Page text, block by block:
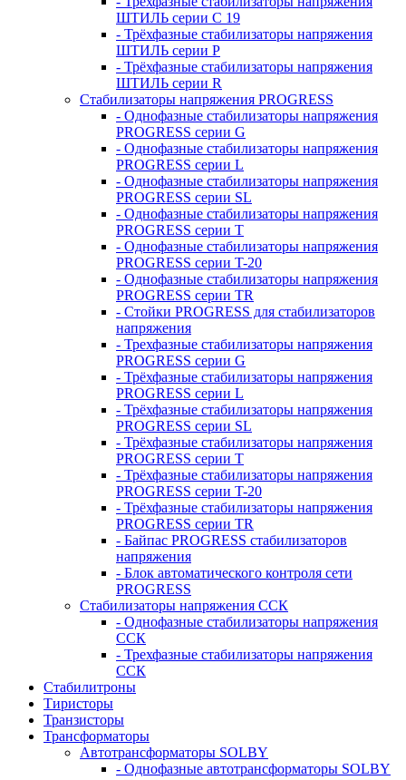
ШТИЛЬ серии C 19
- Трёхфазные стабилизаторы напряжения
ШТИЛЬ серии P
- Трёхфазные стабилизаторы напряжения
ШТИЛЬ серии R
Стабилизаторы напряжения PROGRESS
- Однофазные стабилизаторы напряжения
PROGRESS серии G
- Однофазные стабилизаторы напряжения
PROGRESS серии L
- Однофазные стабилизаторы напряжения
PROGRESS серии SL
- Однофазные стабилизаторы напряжения
PROGRESS серии T
- Однофазные стабилизаторы напряжения
PROGRESS серии T-20
- Однофазные стабилизаторы напряжения
PROGRESS серии TR
- Стойки PROGRESS для стабилизаторов
напряжения
- Трехфазные стабилизаторы напряжения
PROGRESS серии G
- Трёхфазные стабилизаторы напряжения
PROGRESS серии L
- Трёхфазные стабилизаторы напряжения
PROGRESS серии SL
- Трёхфазные стабилизаторы напряжения
PROGRESS серии T
- Трёхфазные стабилизаторы напряжения
PROGRESS серии T-20
- Трёхфазные стабилизаторы напряжения
PROGRESS серии TR
- Байпас PROGRESS стабилизаторов
напряжения
- Блок автоматического контроля сети
PROGRESS
Стабилизаторы напряжения ССК
- Однофазные стабилизаторы напряжения
ССК
- Трехфазные стабилизаторы напряжения
ССК
Стабилитроны
Тиристоры
Транзисторы
Трансформаторы
Автотрансформаторы SOLBY
- Однофазные автотрансформаторы SOLBY